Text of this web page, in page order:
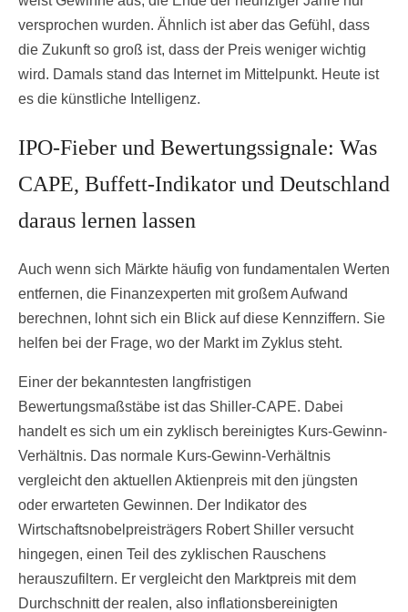
versprochen wurden. Ähnlich ist aber das Gefühl, dass
die Zukunft so groß ist, dass der Preis weniger wichtig
wird. Damals stand das Internet im Mittelpunkt. Heute ist
es die künstliche Intelligenz.
IPO-Fieber und Bewertungssignale: Was
CAPE, Buffett-Indikator und Deutschland
daraus lernen lassen
Auch wenn sich Märkte häufig von fundamentalen Werten
entfernen, die Finanzexperten mit großem Aufwand
berechnen, lohnt sich ein Blick auf diese Kennziffern. Sie
helfen bei der Frage, wo der Markt im Zyklus steht.
Einer der bekanntesten langfristigen
Bewertungsmaßstäbe ist das Shiller-CAPE. Dabei
handelt es sich um ein zyklisch bereinigtes Kurs-Gewinn-
Verhältnis. Das normale Kurs-Gewinn-Verhältnis
vergleicht den aktuellen Aktienpreis mit den jüngsten
oder erwarteten Gewinnen. Der Indikator des
Wirtschaftsnobelpreisträgers Robert Shiller versucht
hingegen, einen Teil des zyklischen Rauschens
herauszufiltern. Er vergleicht den Marktpreis mit dem
Durchschnitt der realen, also inflationsbereinigten